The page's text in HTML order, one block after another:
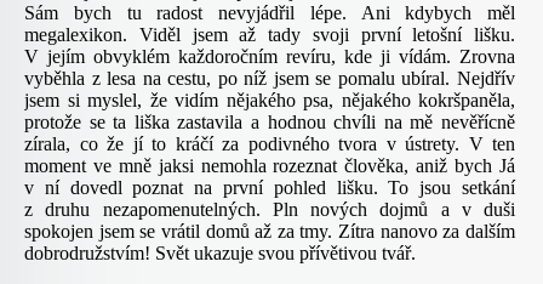
Sám bych tu radost nevyjádřil lépe. Ani kdybych měl
megalexikon. Viděl jsem až tady svoji první letošní lišku.
V jejím obvyklém každoročním revíru, kde ji vídám. Zrovna
vyběhla z lesa na cestu, po níž jsem se pomalu ubíral. Nejdřív
jsem si myslel, že vidím nějakého psa, nějakého kokršpaněla,
protože se ta liška zastavila a hodnou chvíli na mě nevěřícně
zírala, co že jí to kráčí za podivného tvora v ústrety. V ten
moment ve mně jaksi nemohla rozeznat člověka, aniž bych Já
v ní dovedl poznat na první pohled lišku. To jsou setkání
z druhu nezapomenutelných. Pln nových dojmů a v duši
spokojen jsem se vrátil domů až za tmy. Zítra nanovo za dalším
dobrodružstvím! Svět ukazuje svou přívětivou tvář.